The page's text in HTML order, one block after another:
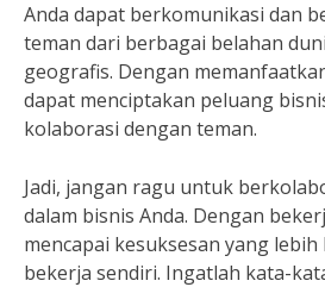
Anda dapat berkomunikasi dan
teman dari berbagai belahan
geografis. Dengan
dapat menciptakan peluang
kolaborasi dengan teman.
Jadi, jangan ragu untuk
dalam bisnis Anda. Dengan
mencapai kesuksesan yang
bekerja sendiri. Ingatlah kata-